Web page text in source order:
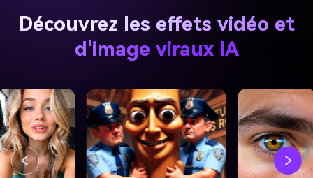
Découvrez les effets vidéo et
d'image viraux IA